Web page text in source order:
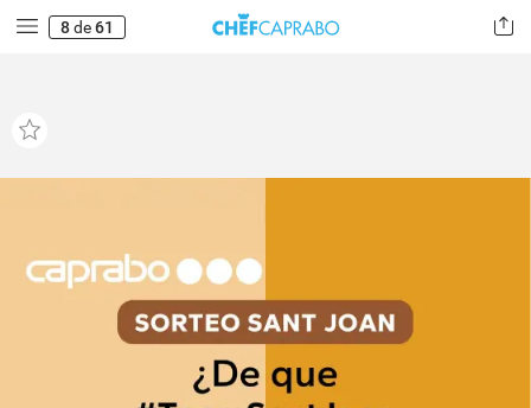
8de61